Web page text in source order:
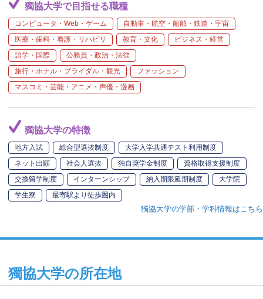
獨協大学で目指せる職種
コンピュータ・Web・ゲーム
自動車・航空・船舶・鉄道・宇宙
医療・歯科・看護・リハビリ
教育・文化
ビジネス・経営
語学・国際
公務員・政治・法律
旅行・ホテル・ブライダル・観光
ファッション
マスコミ・芸能・アニメ・声優・漫画
獨協大学の特徴
地方入試 総合型選抜制度
大学入学共通テスト利用制度
ネット出願
社会人選抜 独自奨学金制度
資格取得支援制度
交換留学制度
インターンシップ 納入期限延期制度
大学院
学生寮
最寄駅より徒歩圏内
獨協大学の学部・学科情報はこちら
獨協大学の所在地